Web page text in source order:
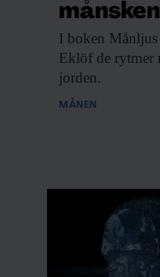
I boken Månljus
Eklöf de rytmer
jorden.
MÅNEN